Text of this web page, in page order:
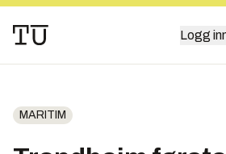
Logg
MARITIM